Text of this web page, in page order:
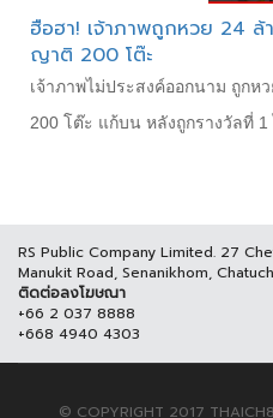
ฮือฮา! เจ้าภาพถูกหวย 24 ล้
ญาติ 200 โต๊ะ
เจ้าภาพไม่ประสงค์ออกนาม ถูกห
200 โต๊ะ แก้บน หลังถูกรางวัลที่
RS Public Company Limited. 27
Manukit Road, Senanikhom,
ติดต่อลงโฆษณา
+66 2 037 8888
+668 4940 4303
© COPYRIGHT 2017